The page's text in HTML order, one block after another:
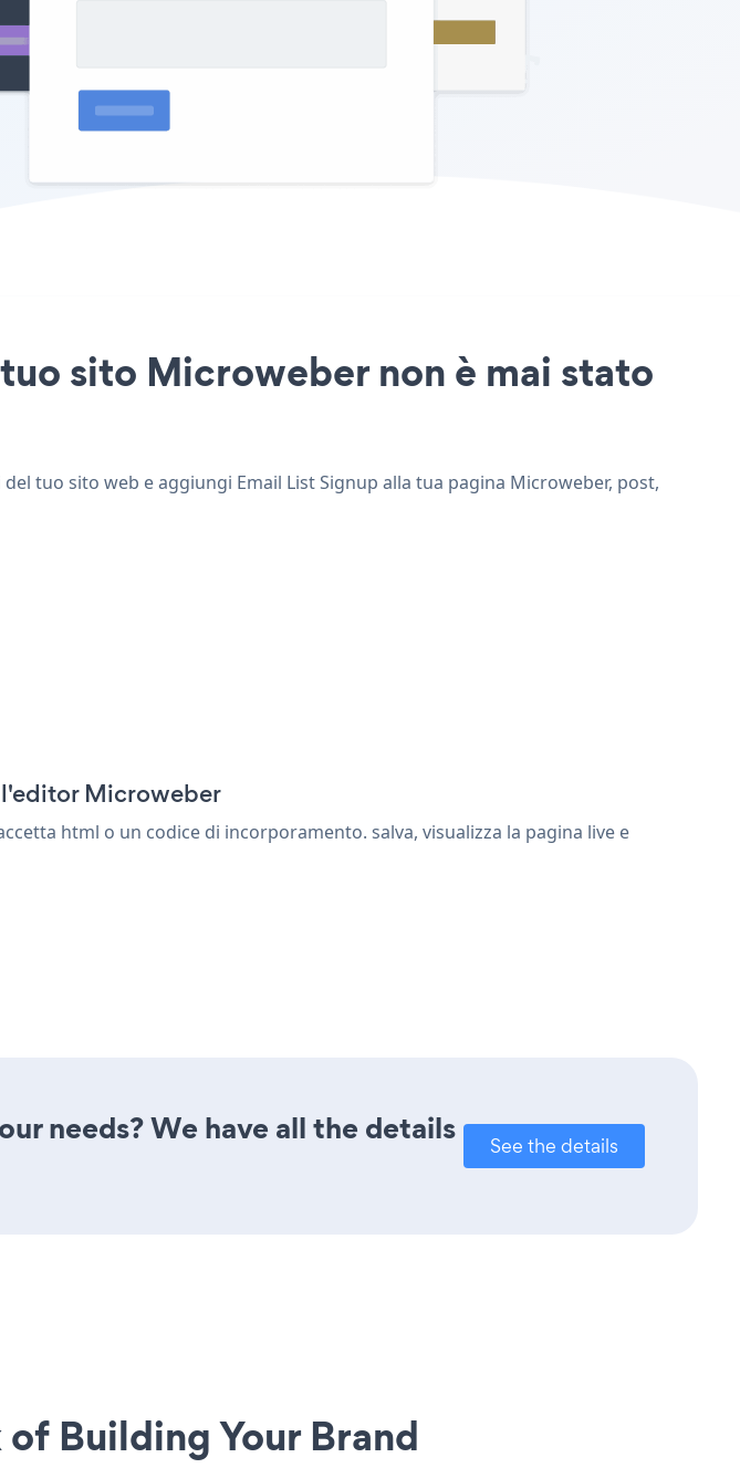
sito Microweber non è mai stato
tuo sito web e aggiungi Email List Signup alla tua pagina Microweber, post,
Microweber
html o un codice di incorporamento. salva, visualizza la pagina live e
needs? We have all the details
See the details
Building Your Brand